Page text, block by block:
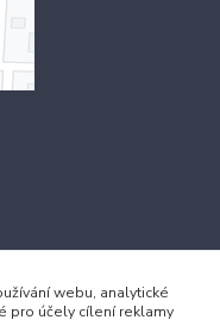
webu, analytické
pro účely cílení reklamy